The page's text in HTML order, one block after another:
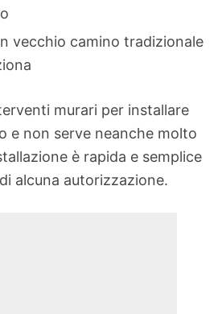
vecchio camino tradizionale
murari per installare
e non serve neanche molto
è rapida e semplice
alcuna autorizzazione.